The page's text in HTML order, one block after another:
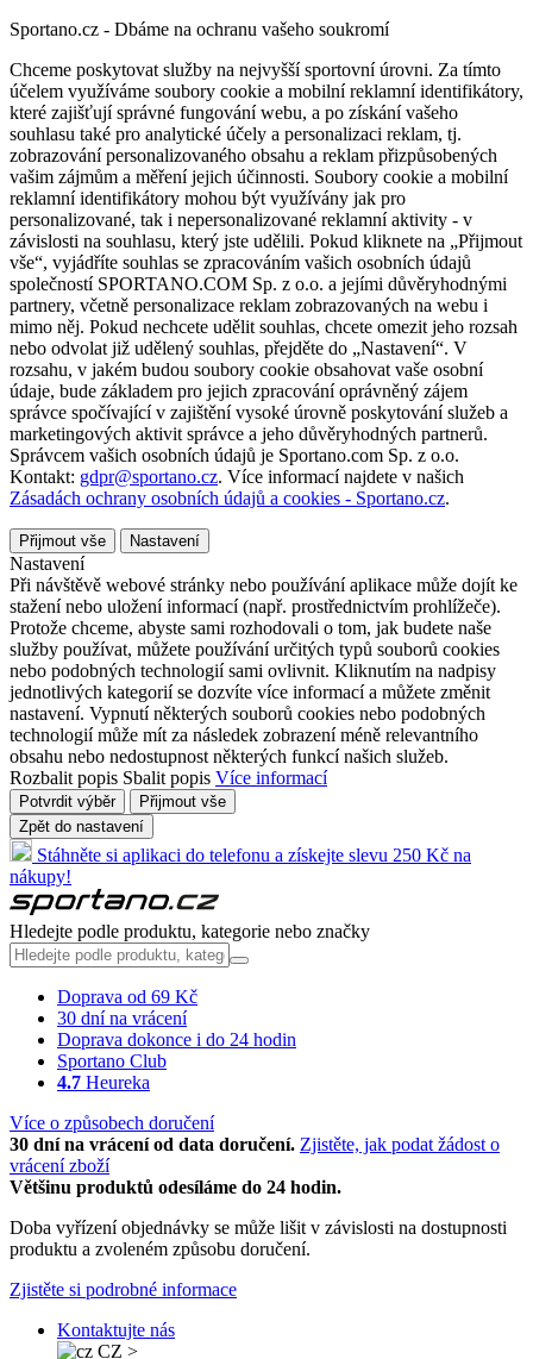
Sportano.cz - Dbáme na ochranu vašeho soukromí
Chceme poskytovat služby na nejvyšší sportovní úrovni. Za tímto
účelem využíváme soubory cookie a mobilní reklamní identifikátory,
které zajišťují správné fungování webu, a po získání vašeho
souhlasu také pro analytické účely a personalizaci reklam, tj.
zobrazování personalizovaného obsahu a reklam přizpůsobených
vašim zájmům a měření jejich účinnosti. Soubory cookie a mobilní
reklamní identifikátory mohou být využívány jak pro
personalizované, tak i nepersonalizované reklamní aktivity - v
závislosti na souhlasu, který jste udělili. Pokud kliknete na „Přijmout
vše“, vyjádříte souhlas se zpracováním vašich osobních údajů
společností SPORTANO.COM Sp. z o.o. a jejími důvěryhodnými
partnery, včetně personalizace reklam zobrazovaných na webu i
mimo něj. Pokud nechcete udělit souhlas, chcete omezit jeho rozsah
nebo odvolat již udělený souhlas, přejděte do „Nastavení“. V
rozsahu, v jakém budou soubory cookie obsahovat vaše osobní
údaje, bude základem pro jejich zpracování oprávněný zájem
správce spočívající v zajištění vysoké úrovně poskytování služeb a
marketingových aktivit správce a jeho důvěryhodných partnerů.
Správcem vašich osobních údajů je Sportano.com Sp. z o.o.
Kontakt: gdpr@sportano.cz. Více informací najdete v našich
Zásadách ochrany osobních údajů a cookies - Sportano.cz.
Přijmout vše Nastavení
Nastavení
Při návštěvě webové stránky nebo používání aplikace může dojít ke
stažení nebo uložení informací (např. prostřednictvím prohlížeče).
Protože chceme, abyste sami rozhodovali o tom, jak budete naše
služby používat, můžete používání určitých typů souborů cookies
nebo podobných technologií sami ovlivnit. Kliknutím na nadpisy
jednotlivých kategorií se dozvíte více informací a můžete změnit
nastavení. Vypnutí některých souborů cookies nebo podobných
technologií může mít za následek zobrazení méně relevantního
obsahu nebo nedostupnost některých funkcí našich služeb.
Rozbalit popis Sbalit popis Více informací
Potvrdit výběr
Přijmout vše
Zpět do nastavení
Stáhněte si aplikaci do telefonu a získejte slevu 250 Kč na
nákupy!
Hledejte podle produktu, kategorie nebo značky
Doprava od 69 Kč
30 dní na vrácení
Doprava dokonce i do 24 hodin
Sportano Club
4.7 Heureka
Více o způsobech doručení
30 dní na vrácení od data doručení. Zjistěte, jak podat žádost o
vrácení zboží
Většinu produktů odesíláme do 24 hodin.
Doba vyřízení objednávky se může lišit v závislosti na dostupnosti
produktu a zvoleném způsobu doručení.
Zjistěte si podrobné informace
Kontaktujte nás
CZ >